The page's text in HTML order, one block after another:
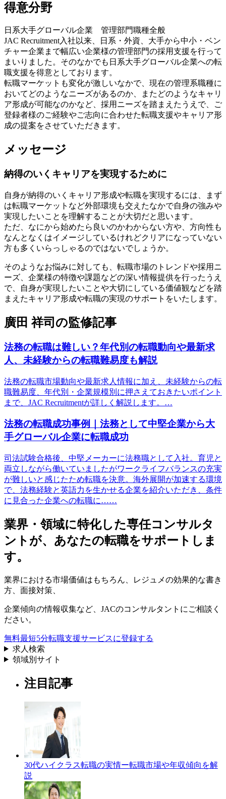
得意分野
日系大手グローバル企業 管理部門職種全般
JAC Recruitment入社以来、日系・外資、大手から中小・ベン
チャー企業まで幅広い企業様の管理部門の採用支援を行って
まいりました。そのなかでも日系大手グローバル企業への転
職支援を得意としております。
転職マーケットも変化が激しいなかで、現在の管理系職種に
おいてどのようなニーズがあるのか、またどのようなキャリ
ア形成が可能なのかなど、採用ニーズを踏まえたうえで、ご
登録者様のご経験やご志向に合わせた転職支援やキャリア形
成の提案をさせていただきます。
メッセージ
納得のいくキャリアを実現するために
自身が納得のいくキャリア形成や転職を実現するには、まず
は転職マーケットなど外部環境も交えたなかで自身の強みや
実現したいことを理解することが大切だと思います。
ただ、なにから始めたら良いのかわからない方や、方向性も
なんとなくはイメージしているけれどクリアになっていない
方も多くいらっしゃるのではないでしょうか。
そのようなお悩みに対しても、転職市場のトレンドや採用ニ
ーズ、企業様の特徴や課題などの深い情報提供を行ったうえ
で、自身が実現したいことや大切にしている価値観などを踏
まえたキャリア形成や転職の実現のサポートをいたします。
廣田 祥司の監修記事
法務の転職は難しい？年代別の転職動向や最新求
人、未経験からの転職難易度も解説
法務の転職市場動向や最新求人情報に加え、未経験からの転
職難易度、年代別・企業規模別に押さえておきたいポイント
まで、JAC Recruitmentが詳しく解説します。…
法務の転職成功事例｜法務として中堅企業から大
手グローバル企業に転職成功
司法試験合格後、中堅メーカーに法務職として入社。育児と
両立しながら働いていましたがワークライフバランスの充実
が難しいと感じたため転職を決意。海外展開が加速する環境
で、法務経験と英語力を生かせる企業を紹介いただき、条件
に見合った企業への転職に……
業界・領域に特化した専任コンサルタ
ントが、 あなたの転職をサポートしま
す。
業界における市場価値はもちろん、
レジュメの効果的な書き
方
面接対策
企業傾向の情報収集など、 JACのコンサルタントにご相談く
ださい。
無料最短5分転職支援サービスに登録する
求人検索
領域別サイト
注目記事
30代ハイクラス転職の実情ー転職市場や年収傾向を解
説